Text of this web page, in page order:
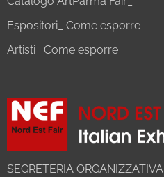
Espositori_ Come esporre
Artisti_ Come esporre
SEGRETERIA ORGANIZZATIVA